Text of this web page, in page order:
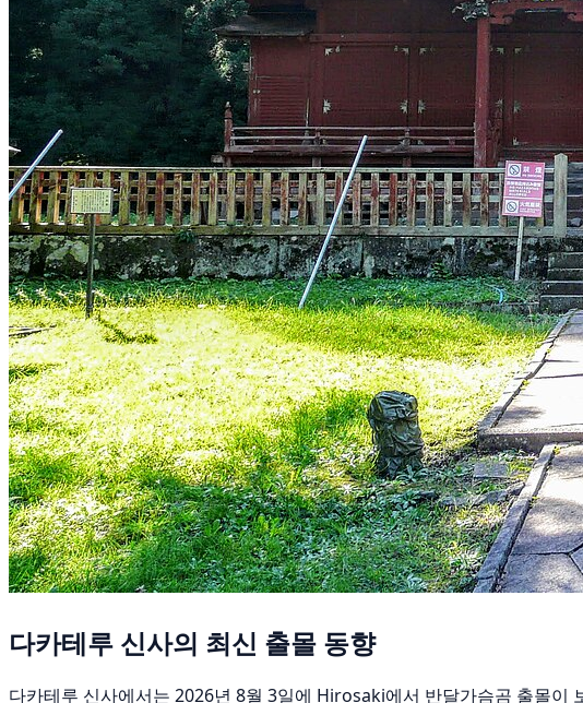
다카테루 신사의 최신 출몰 동향
다카테루 신사에서는 2026년 8월 3일에 Hirosaki에서 반달가슴곰 출몰이